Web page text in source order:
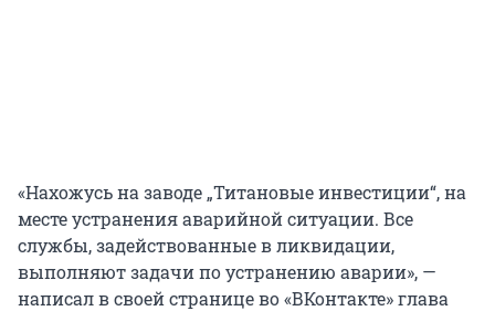
«Нахожусь на заводе „Титановые инвестиции“, на
месте устранения аварийной ситуации. Все
службы, задействованные в ликвидации,
выполняют задачи по устранению аварии», —
написал в своей странице во «ВКонтакте» глава